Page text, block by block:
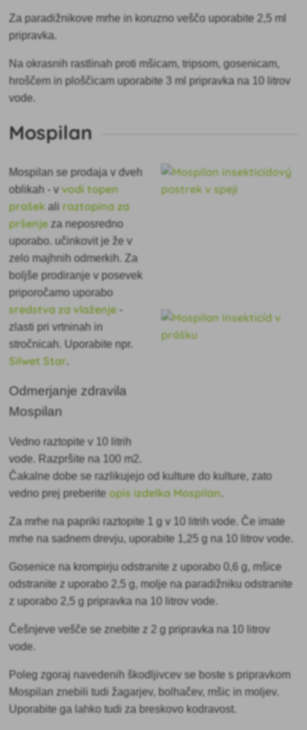
Za paradižnikove mrhe in koruzno veščo uporabite 2,5 ml
pripravka.
Na okrasnih rastlinah proti mšicam, tripsom, gosenicam,
hroščem in ploščicam uporabite 3 ml pripravka na 10 litrov
vode.
Mospilan
Mospilan se prodaja v dveh
oblikah - vvodi topen
prašek aliraztopina za
pršenjeza neposredno
uporabo. učinkovit je že v
zelo majhnih odmerkih. Za
boljše prodiranje v posevek
priporočamo uporabo
sredstva za vlaženje -
zlasti pri vrtninah in
stročnicah. Uporabite npr.
Silwet Star.
Odmerjanje zdravila
Mospilan
Vedno raztopite v 10 litrih
vode. Razpršite na 100 m2.
Čakalne dobe se razlikujejo od kulture do kulture, zato
vedno prej preberiteopis izdelka Mospilan.
Za mrhe na papriki raztopite 1 g v 10 litrih vode. Če imate
mrhe na sadnem drevju, uporabite 1,25 g na 10 litrov vode.
Gosenice na krompirju odstranite z uporabo 0,6 g, mšice
odstranite z uporabo 2,5 g, molje na paradižniku odstranite
z uporabo 2,5 g pripravka na 10 litrov vode.
Češnjeve vešče se znebite z 2 g pripravka na 10 litrov
vode.
Poleg zgoraj navedenih škodljivcev se boste s pripravkom
Mospilan znebili tudi žagarjev, bolhačev, mšic in moljev.
Uporabite ga lahko tudi za breskovo kodravost.